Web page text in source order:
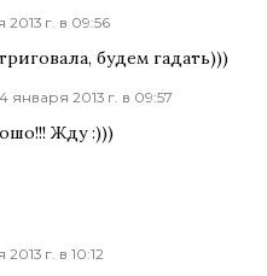
г. в 09:56
будем гадать)))
января 2013 г. в 09:57
Жду :)))
г. в 10:12